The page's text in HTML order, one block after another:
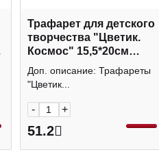
Трафарет для детского
творчества "Цветик.
Космос" 15,5*20см
2091291419 Невская
палитра
Доп. описание: Трафареты
"Цветик...
- +
51.2